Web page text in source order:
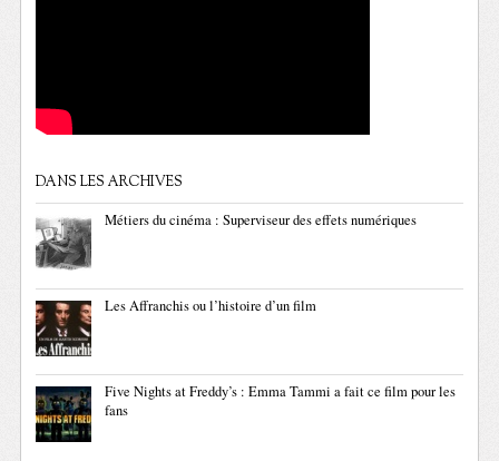
DANS LES ARCHIVES
Métiers du cinéma : Superviseur des effets numériques
Les Affranchis ou l’histoire d’un film
Five Nights at Freddy’s : Emma Tammi a fait ce film pour les
fans